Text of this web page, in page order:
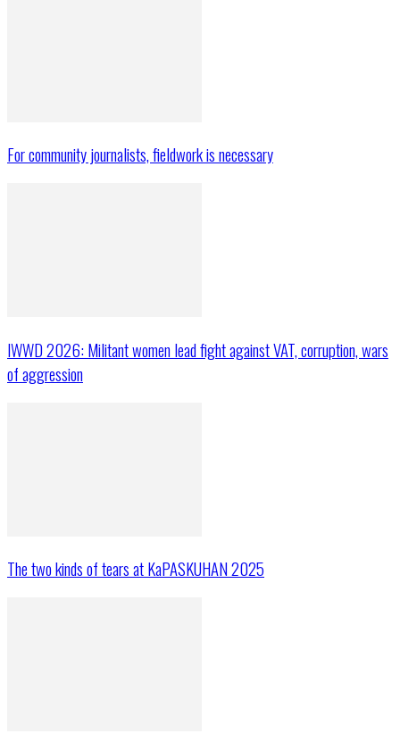
For community journalists, fieldwork is necessary
IWWD 2026: Militant women lead fight against VAT, corruption, wars
of aggression
The two kinds of tears at KaPASKUHAN 2025